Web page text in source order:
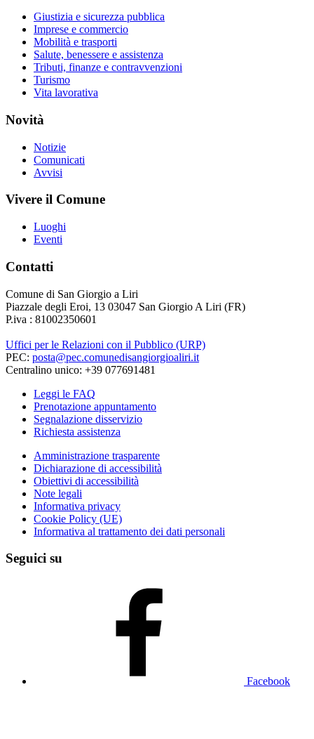
Giustizia e sicurezza pubblica
Imprese e commercio
Mobilità e trasporti
Salute, benessere e assistenza
Tributi, finanze e contravvenzioni
Turismo
Vita lavorativa
Novità
Notizie
Comunicati
Avvisi
Vivere il Comune
Luoghi
Eventi
Contatti
Comune di San Giorgio a Liri
Piazzale degli Eroi, 13 03047 San Giorgio A Liri (FR)
P.iva : 81002350601
Uffici per le Relazioni con il Pubblico (URP)
PEC: posta@pec.comunedisangiorgioaliri.it
Centralino unico: +39 077691481
Leggi le FAQ
Prenotazione appuntamento
Segnalazione disservizio
Richiesta assistenza
Amministrazione trasparente
Dichiarazione di accessibilità
Obiettivi di accessibilità
Note legali
Informativa privacy
Cookie Policy (UE)
Informativa al trattamento dei dati personali
Seguici su
Facebook